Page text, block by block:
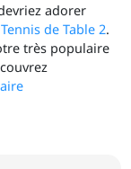
adorer
de Table 2.
très populaire